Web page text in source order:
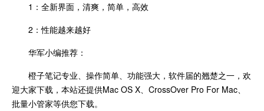
1：全新界面，清爽，简单，高效
2：性能越来越好
华军小编推荐：
橙子笔记专业、操作简单、功能强大，软件届的翘楚之一，欢
迎大家下载，本站还提供Mac OS X、CrossOver Pro For Mac、
批量小管家等供您下载。